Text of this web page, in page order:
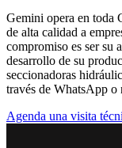
Gemini opera en toda
de alta calidad a
compromiso es ser su
desarrollo de su
seccionadoras
través de WhatsApp o
Agenda una visita